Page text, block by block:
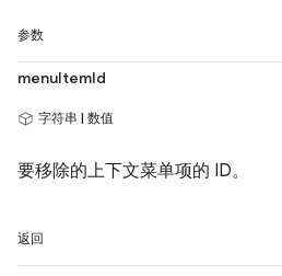
参数
menuItemId
字符串 | 数值
要移除的上下文菜单项的 ID。
返回